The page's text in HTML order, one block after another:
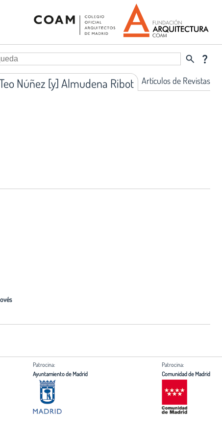
search question_mark
Núñez [y] Almudena Ribot Artículos de Revistas
Patrocina:
Ayuntamiento de Madrid
Patrocina:
Comunidad de Madrid